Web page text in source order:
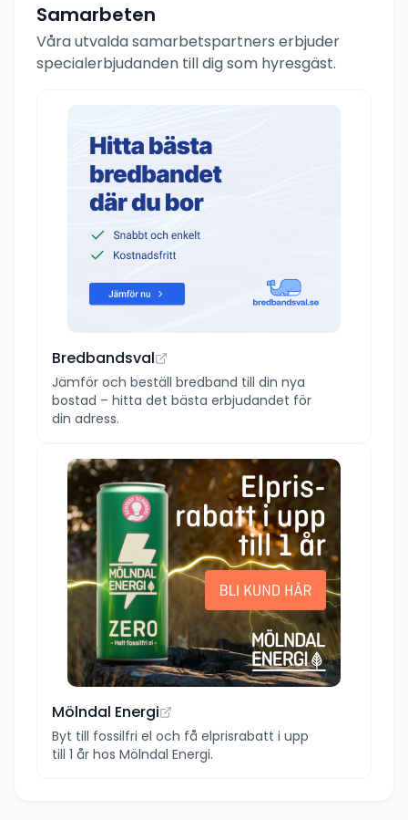
Samarbeten
Våra utvalda samarbetspartners erbjuder
specialerbjudanden till dig som hyresgäst.
Bredbandsval
Jämför och beställ bredband till din nya
bostad – hitta det bästa erbjudandet för
din adress.
Mölndal Energi
Byt till fossilfri el och få elprisrabatt i upp
till 1 år hos Mölndal Energi.